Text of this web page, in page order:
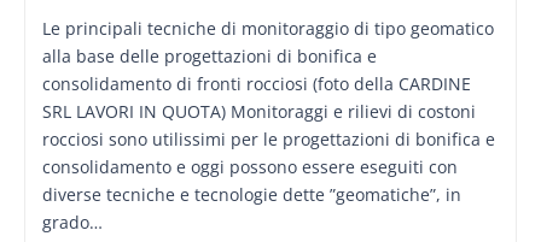
Le principali tecniche di monitoraggio di tipo geomatico
alla base delle progettazioni di bonifica e
consolidamento di fronti rocciosi (foto della CARDINE
SRL LAVORI IN QUOTA) Monitoraggi e rilievi di costoni
rocciosi sono utilissimi per le progettazioni di bonifica e
consolidamento e oggi possono essere eseguiti con
diverse tecniche e tecnologie dette ”geomatiche”, in
grado…